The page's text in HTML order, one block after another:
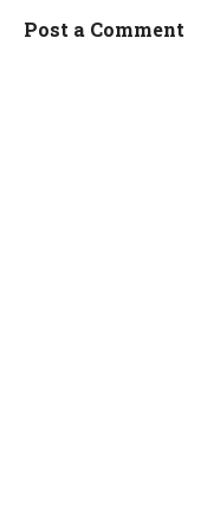
Post a Comment